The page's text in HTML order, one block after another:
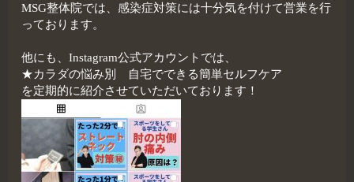
MSG整体院では、感染症対策には十分気を付けて営業を行
っております。
他にも、Instagram公式アカウントでは、
★カラダの悩み別 自宅でできる簡単セルフケア
を定期的に紹介させていただいております！